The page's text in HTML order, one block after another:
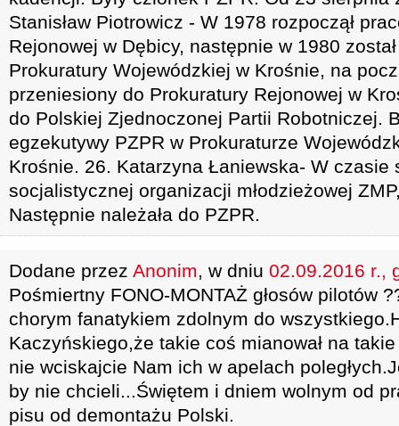
Stanisław Piotrowicz - W 1978 rozpoczął
Rejonowej w Dębicy, następnie w 1980
Prokuratury Wojewódzkiej w Krośnie, na
przeniesiony do Prokuratury Rejonowej w
do Polskiej Zjednoczonej Partii Robotniczej.
egzekutywy PZPR w Prokuraturze
Krośnie. 26. Katarzyna Łaniewska- W czasie
socjalistycznej organizacji młodzieżowej
Następnie należała do PZPR.
Dodane przez Anonim, w dniu 02.09.2016 r.,
Pośmiertny FONO-MONTAŻ głosów pilotów
chorym fanatykiem zdolnym do
Kaczyńskiego,że takie coś mianował na
nie wciskajcie Nam ich w apelach
by nie chcieli...Świętem i dniem wolnym od
pisu od demontażu Polski.